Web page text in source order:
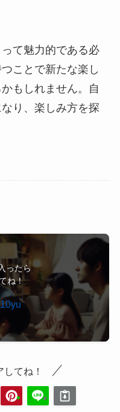
て魅力的である必
ことで新たな楽し
もしれません。自
り、楽しみ方を探
ったら
ね！
てね！